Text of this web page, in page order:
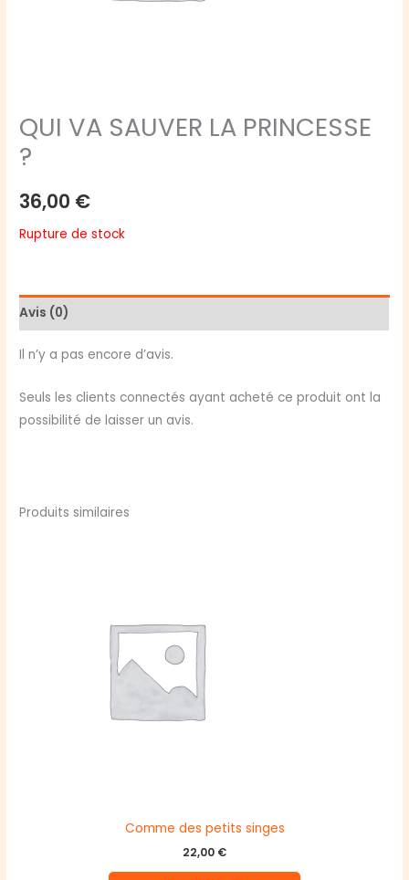
QUI VA SAUVER LA PRINCESSE
?
36,00 €
Rupture de stock
Avis (0)
Il n’y a pas encore d’avis.
Seuls les clients connectés ayant acheté ce produit ont la
possibilité de laisser un avis.
Produits similaires
Comme des petits singes
22,00 €